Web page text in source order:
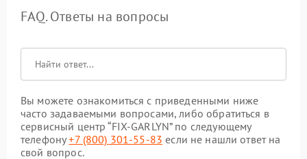
FAQ. Ответы на вопросы
Вы можете ознакомиться с приведенными ниже
часто задаваемыми вопросами, либо обратиться в
сервисный центр “FIX-GARLYN” по следующему
телефону+7 (800) 301-55-83 если не нашли ответ на
свой вопрос.